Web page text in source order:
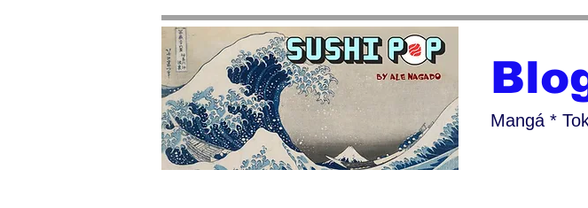
Mangá *